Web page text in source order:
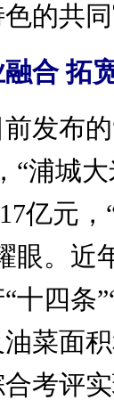
的共
合 拓
布的
“浦城
亿元
眼。近
十四条
菜面
考评实